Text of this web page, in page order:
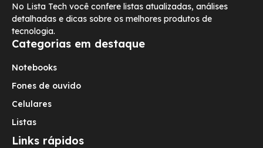
No Lista Tech você confere listas atualizadas, análises
detalhadas e dicas sobre os melhores produtos de
tecnologia.
Categorias em destaque
Notebooks
Fones de ouvido
Celulares
Listas
Links rápidos